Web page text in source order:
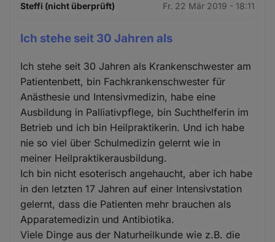
Steffi (nicht überprüft) Fr. 22 Mär 2019 - 18:11
Ich stehe seit 30 Jahren als
Ich stehe seit 30 Jahren als Krankenschwester am
Patientenbett, bin Fachkrankenschwester für
Anästhesie und Intensivmedizin, habe eine
Ausbildung in Palliativpflege, bin Suchthelferin im
Betrieb und ich bin Heilpraktikerin. Und ich habe
nie so viel über Schulmedizin gelernt wie in
meiner Heilpraktikerausbildung.
Ich bin nicht esoterisch angehaucht, aber ich habe
in den letzten 17 Jahren auf einer Intensivstation
gelernt, dass die Patienten mehr brauchen als
Apparatemedizin und Antibiotika.
Viele Dinge aus der Naturheilkunde wie z.B. die